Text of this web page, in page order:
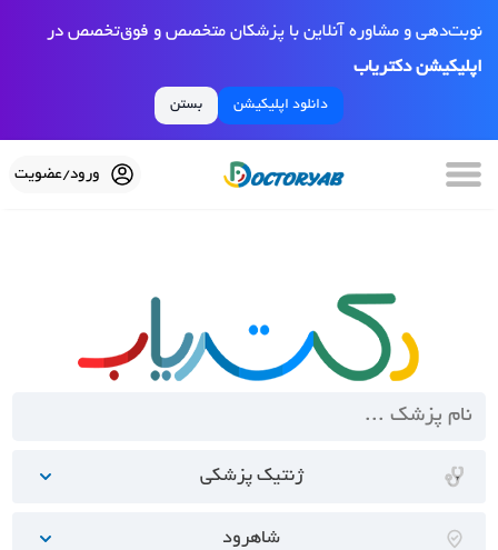
نوبت‌دهی و مشاوره آنلاین با پزشکان متخصص و فوق‌تخصص در
اپلیکیشن دکتریاب
دانلود اپلیکیشن بستن
ورود/عضویت
ژنتیک پزشکی
شاهرود